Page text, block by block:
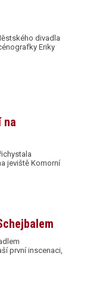
divadla
Eriky
na
jeviště Komorní
první inscenaci,